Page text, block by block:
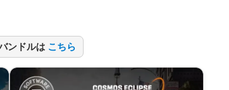
ンドルは こちら